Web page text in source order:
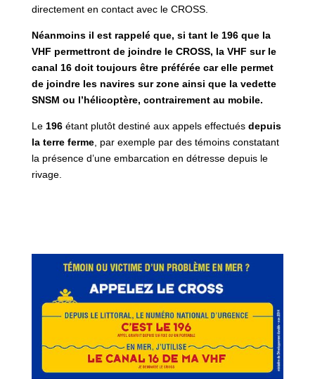
directement en contact avec le CROSS.
Néanmoins il est rappelé que, si tant le 196 que la
VHF permettront de joindre le CROSS, la VHF sur le
canal 16 doit toujours être préférée car elle permet
de joindre les navires sur zone ainsi que la vedette
SNSM ou l’hélicoptère, contrairement au mobile.
Le 196étant plutôt destiné aux appels effectués depuis
la terre ferme, par exemple par des témoins constatant
la présence d’une embarcation en détresse depuis le
rivage.